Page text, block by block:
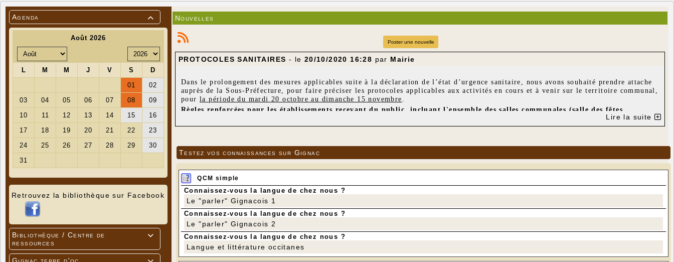

Agenda
Retrouvez la bibliothèque sur Facebook

Bibliothèque / Centre de
ressources
Nouvelles
Poster une nouvelle
PROTOCOLES SANITAIRES - le 20/10/2020 16:28 par Mairie
Dans le prolongement des mesures applicables suite à la déclaration de l’état d’urgence sanitaire, nous avons souhaité prendre attache
auprès de la Sous-Préfecture, pour faire préciser les protocoles applicables aux activités en cours et à venir sur le territoire communal,
pour la période du mardi 20 octobre au dimanche 15 novembre
Règles renforcées pour les établissements recevant du public, incluant l'ensemble des salles communales (salle des fêtes,
> Cours de gym, de yoga, répétition de théâtre, club de lecture (...) :
port du masque obligatoire;
nettoyage des mains au gel hydroalcoolique en début et fin de séance ;
registre consignant les noms, prénoms, mails et numéros de téléphone des personnes présentes.
Pas de collation, de verre de l'amitié, de café...
> Manifestations (séances de cinéma, conférences, assemblées générales, pièce de théâtre,...) :
Une personne pour 4 mètres carré soitun maximum de 50 personnes pour la salle des fêtes;
port du masque obligatoire;
nettoyage des mains au gel hydroalcoolique en début et fin de séance ;
Aération de la salle en début et fin de séance;
registre consignant les noms, prénoms, mails et numéros de téléphone des personnes présentes.
Pas de collation, de verre de l'amitié, de café...
Lire la suite
Testez vos connaissances sur Gignac
QCM simple
Connaissez-vous la langue de chez nous ?
Le "parler" Gignacois 1
Connaissez-vous la langue de chez nous ?
Le "parler" Gignacois 2
Connaissez-vous la langue de chez nous ?
Langue et littérature occitanes